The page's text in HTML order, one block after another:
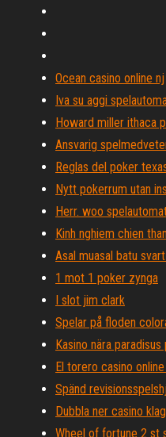
Ocean casino online nj
Iva su aggi
Howard miller ithaca
Ansvarig
Reglas del poker
Nytt pokerrum utan
Herr. woo
Kinh nghiem chien
Asal muasal batu
1 mot 1 poker zynga
I slot jim clark
Spelar på floden
Kasino nära paradisus
El torero casino
Spänd
Dubbla ner casino
Wheel of fortune 2 st